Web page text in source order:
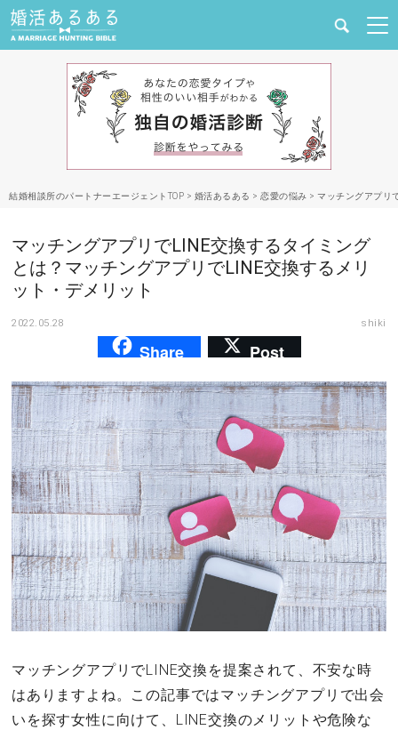
婚活と結婚
合コン・街コン
マッチングアプリ
あるある
その他
ドキドキ
仕事とキャリア
特集
占い・診断
ファッション・美容
グルメ
結婚相談所のパートナーエージェントTOP > 婚活あるある > 恋愛の悩み > マッチングアプリ
マッチングアプリでLINE交換するタイミング
とは？マッチングアプリでLINE交換するメリ
ット・デメリット
2022.05.28 shiki
Share Post
マッチングアプリでLINE交換を提案されて、不安な時
はありますよね。この記事ではマッチングアプリで出会
いを探す女性に向けて、LINE交換のメリットや危険な